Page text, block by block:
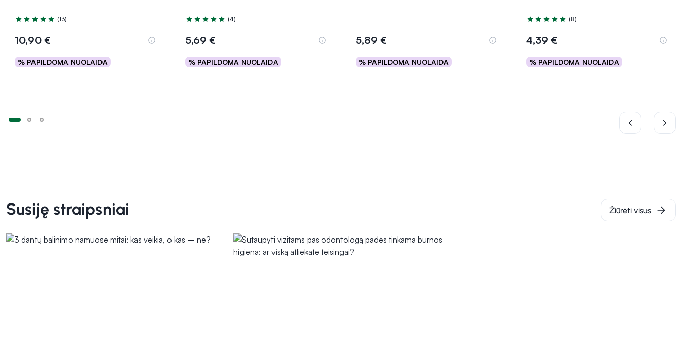
Įvertinimas 5.0 iš 5
(13)
10,90 €
% PAPILDOMA NUOLAIDA
Į krepšelį
Įvertinimas 5.0 iš 5
(4)
5,69 €
% PAPILDOMA NUOLAIDA
Į krepšelį
5,89 €
% PAPILDOMA NUOLAIDA
Į krepšelį
Įvertinimas 4.6 iš 5
(8)
4,39 €
% PAPILDOMA NUOLAIDA
Į krepšelį
Susiję straipsniai Žiūrėti visus